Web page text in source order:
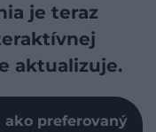
je teraz
aktualizuje.
ako preferovaný